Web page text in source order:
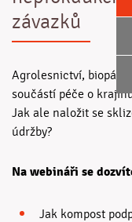
závazků
Agrolesnictví,
součástí péče o
Jak ale naložit se
údržby?
Na webináři se
Jak kompost